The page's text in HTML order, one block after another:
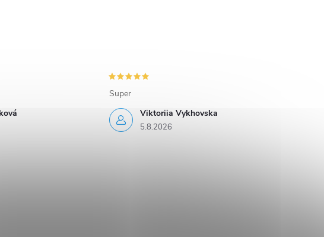
Viktoriia Vykhovska
5.8.2026
Super